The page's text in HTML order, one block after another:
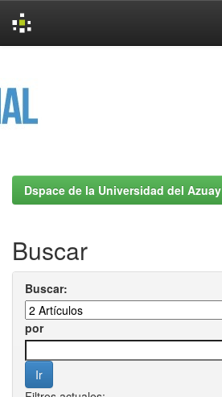
Dspace de la Universidad del Azuay
Buscar
Buscar:
por